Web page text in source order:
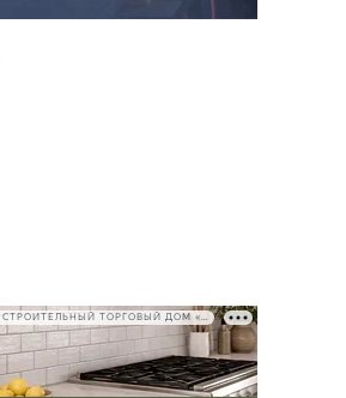
РЕКЛАМА • ООО СТРОИТЕЛЬНЫЙ ТОРГОВЫЙ ДОМ «ПЕТРОВИЧ», ИНН 7802348846